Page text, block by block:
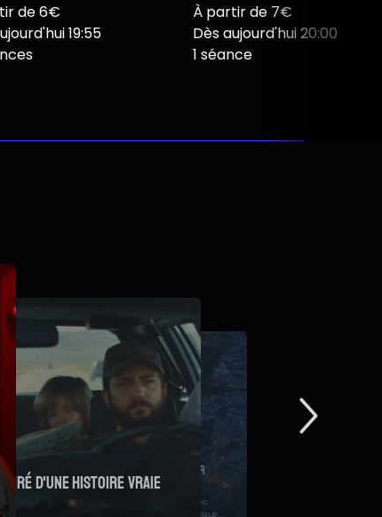
de 6€
19:55
À partir de 7€
Dès aujourd'hui 20:00
1 séance
un premier teaser
Canet
cinéma France du 29 juillet 2026 : "Spider-
Brand New Day", "Le Triangle d'or", "Les Matins
tous les nouveaux films à l'affiche en salles cette